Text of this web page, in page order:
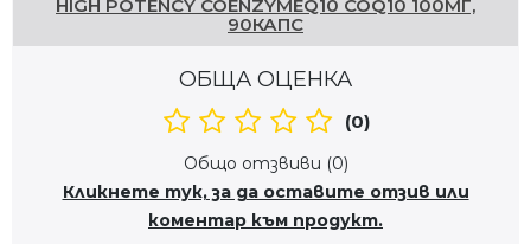
HIGH POTENCY COENZYMEQ10 COQ10 100МГ,
90КАПС
ОБЩА ОЦЕНКА
(0)
Общо отзвиви (0)
Кликнете тук, за да оставите отзив или
коментар към продукт.